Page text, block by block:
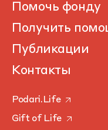
Помочь фонду
Получить
Публикации
Контакты
Podari.Life
Gift of Life